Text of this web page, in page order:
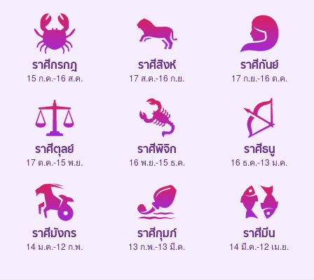
ราศีกรกฎ
15 ก.ค.-16 ส.ค.
ราศีสิงห์
17 ส.ค.-16 ก.ย.
ราศีกันย์
17 ก.ย.-16 ต.ค.
ราศีตุลย์
17 ต.ค.-15 พ.ย.
ราศีพิจิก
16 พ.ย.-15 ธ.ค.
ราศีธนู
16 ธ.ค.-13 ม.ค.
ราศีมังกร
14 ม.ค.-12 ก.พ.
ราศีกุมภ์
13 ก.พ.-13 มี.ค.
ราศีมีน
14 มี.ค.-12 เม.ย.